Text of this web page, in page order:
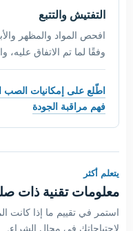
التفتيش والتتبع
افحص المواد والمظهر
وفقًا لما تم الاتفاق عليه،
اطّلع على إمكانيات الصب
فهم مراقبة الجودة
يتعلم أكثر
معلومات تقنية ذات
استمر في تقييم ما إذا كانت
لاحتياجاتك في مجال الشراء.